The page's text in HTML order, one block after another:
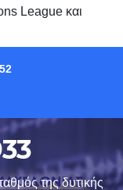
League και
της δυτικής